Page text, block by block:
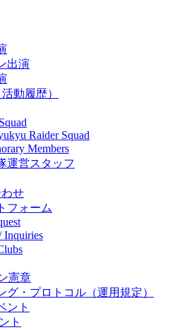
出演
動履歴）
Raider Squad
Members
運営スタッフ
せ
フォーム
憲章
グ・プロトコル（運用規定）
ント
ト